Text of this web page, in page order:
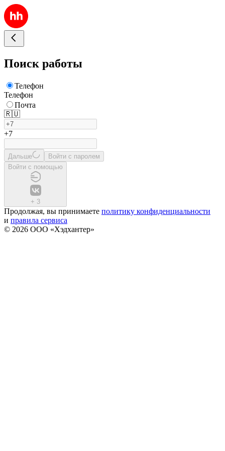
Поиск работы
Телефон
Телефон
Почта
🇷🇺
+7
Дальше
Войти с паролем
Войти с помощью
+ 3
Продолжая, вы принимаете политику конфиденциальности
и правила сервиса
© 2026 ООО «Хэдхантер»